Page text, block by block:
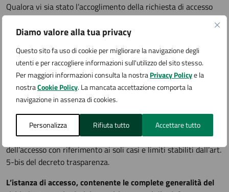
Diamo valore alla tua privacy
Questo sito fa uso di cookie per migliorare la navigazione degli
utenti e per raccogliere informazioni sull'utilizzo del sito stesso.
Per maggiori informazioni consulta la nostraPrivacy Policye la
nostraCookie Policy. La mancata accettazione comporta la
navigazione in assenza di cookies.
Personalizza Rifiuta tutto Accettare tutto
Qualora vi sia stato l’accoglimento della richiesta di accesso
generalizzato nonostante l’opposizione del controinteressato,
il Comune è tenuto a darne comunicazione a quest’ultimo. I
richiedente non prima di quindici giorni dalla ricezione della
stessa comunicazione da parte del controinteressato, ciò
anche al fine di consentire a quest’ultimo di presentare
eventualmente richiesta di riesame o ricorso al difensore
civico, oppure ricorso al giudice amministrativo.
Nel caso di richiesta di accesso generalizzato, il Comune deve
motivare l’eventuale rifiuto, differimento o la limitazione
dell’accesso con riferimento ai soli casi e limiti stabiliti dall’art.
5-bis del decreto trasparenza.
L’istanza di accesso, contenente le complete generalità del